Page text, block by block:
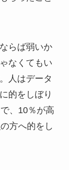
らば弱いか
なくてもい
人はデータ
的をしぼり
、10％が高
の方へ的をし